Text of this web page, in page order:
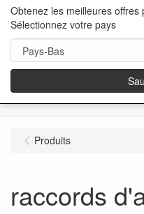
Produits
raccords
Obtenez les meilleures
Sélectionnez votre pays